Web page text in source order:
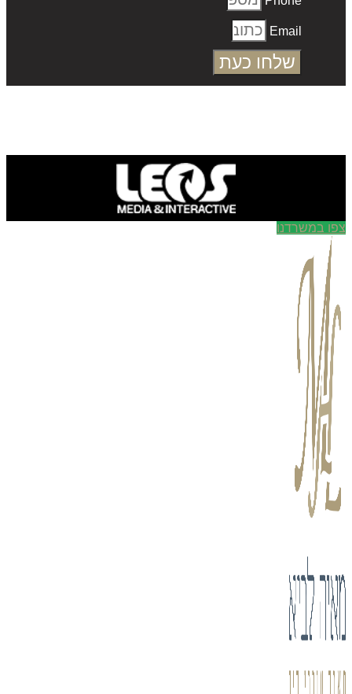
Email
שלחו כעת
במשרדנו